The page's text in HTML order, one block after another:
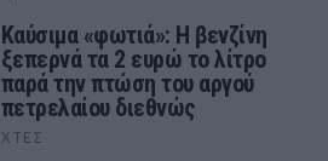
Καύσιμα «φωτιά»: Η βενζίνη
ξεπερνά τα 2 ευρώ το λίτρο
παρά την πτώση του αργού
πετρελαίου διεθνώς
ΧΤΕΣ